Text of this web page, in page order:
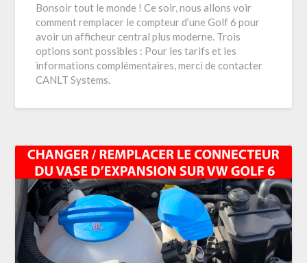
Bonsoir tout le monde ! Ce soir, nous allons voir
comment remplacer le compteur d’une Golf 6 pour
avoir un afficheur central plus moderne. Trois
options sont possibles : Pour les tarifs et les
informations complémentaires, merci de contacter
CANLT Systems.